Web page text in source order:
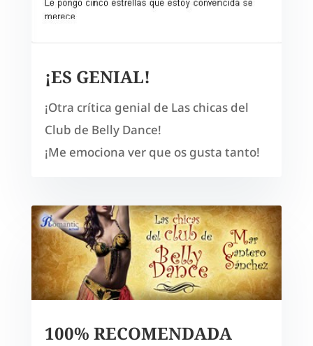
¡ES GENIAL!
¡Otra crítica genial de Las chicas del
Club de Belly Dance!
¡Me emociona ver que os gusta tanto!
100% RECOMENDADA